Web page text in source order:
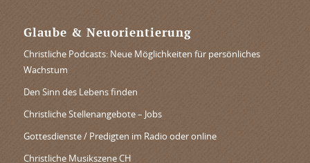
Glaube & Neuorientierung
Christliche Podcasts: Neue Möglichkeiten für persönliches
Wachstum
Den Sinn des Lebens finden
Christliche Stellenangebote – Jobs
Gottesdienste / Predigten im Radio oder online
Christliche Musikszene CH